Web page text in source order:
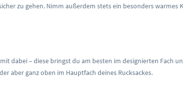
zu gehen. Nimm außerdem stets ein besonders warmes
dabei – diese bringst du am besten im designierten Fach
aber ganz oben im Hauptfach deines Rucksackes.